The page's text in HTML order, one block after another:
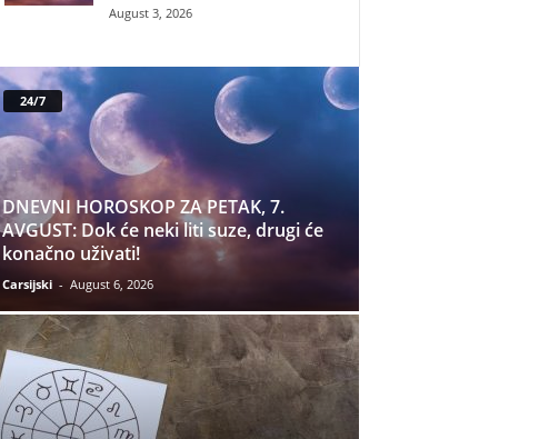
August 3, 2026
24/7
DNEVNI HOROSKOP ZA PETAK, 7.
AVGUST: Dok će neki liti suze, drugi će
konačno uživati!
Carsijski - August 6, 2026